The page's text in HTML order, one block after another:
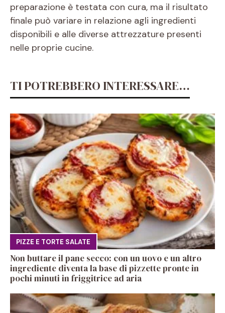
preparazione è testata con cura, ma il risultato
finale può variare in relazione agli ingredienti
disponibili e alle diverse attrezzature presenti
nelle proprie cucine.
TI POTREBBERO INTERESSARE…
PIZZE E TORTE SALATE
Non buttare il pane secco: con un uovo e un altro
ingrediente diventa la base di pizzette pronte in
pochi minuti in friggitrice ad aria